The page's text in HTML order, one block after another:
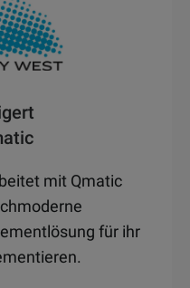
mit Qmatic
für ihr